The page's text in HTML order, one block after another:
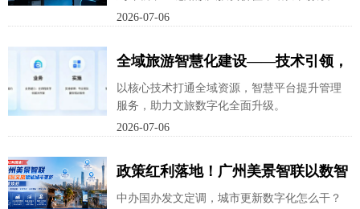
展。
2026-07-06
全域旅游智慧化建设——技术引领，
服务全程
以核心技术打通全域资源，智慧平台提升管理
服务，助力文旅数字化全面升级。
2026-07-06
政策红利落地！广州美景智联以数智
文旅赋能城市更新存量焕新！
中办国办发文定调，城市更新数字化怎么干？